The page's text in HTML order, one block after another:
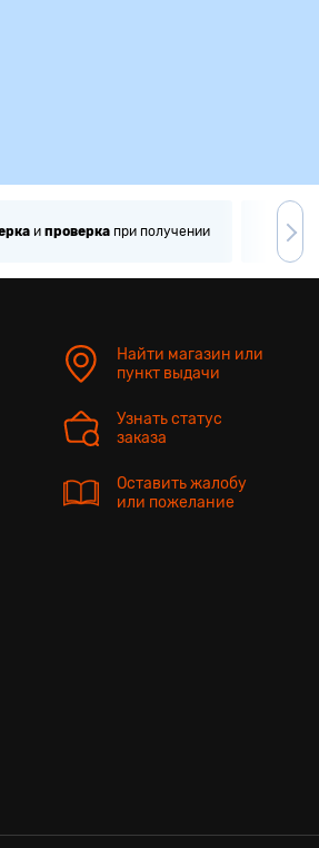
Самовывозчерез1 минуту Более
Найти магазин или
пункт выдачи
Узнать статус
заказа
Оставить жалобу
или пожелание